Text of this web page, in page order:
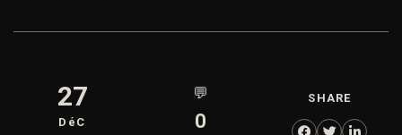
27
DéC
💬
0
SHARE